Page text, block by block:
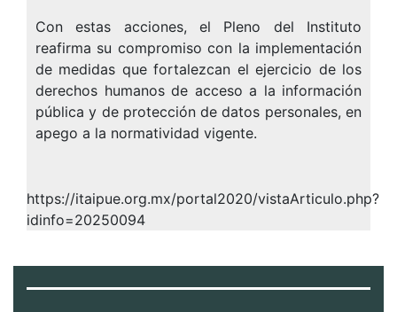
Con estas acciones, el Pleno del Instituto
reafirma su compromiso con la implementación
de medidas que fortalezcan el ejercicio de los
derechos humanos de acceso a la información
pública y de protección de datos personales, en
apego a la normatividad vigente.
https://itaipue.org.mx/portal2020/vistaArticulo.php?
idinfo=20250094